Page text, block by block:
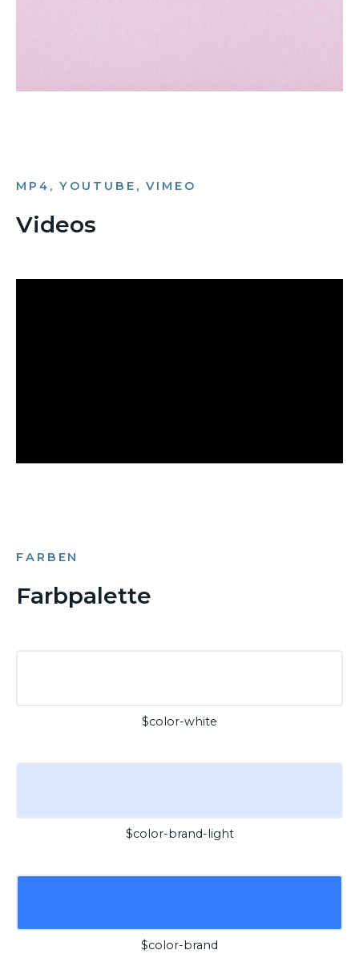
MP4, YOUTUBE, VIMEO
Videos
FARBEN
Farbpalette
$color-white
$color-brand-light
$color-brand